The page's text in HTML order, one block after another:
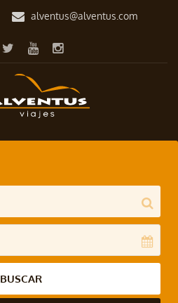
alventus@alventus.com
BUSCAR